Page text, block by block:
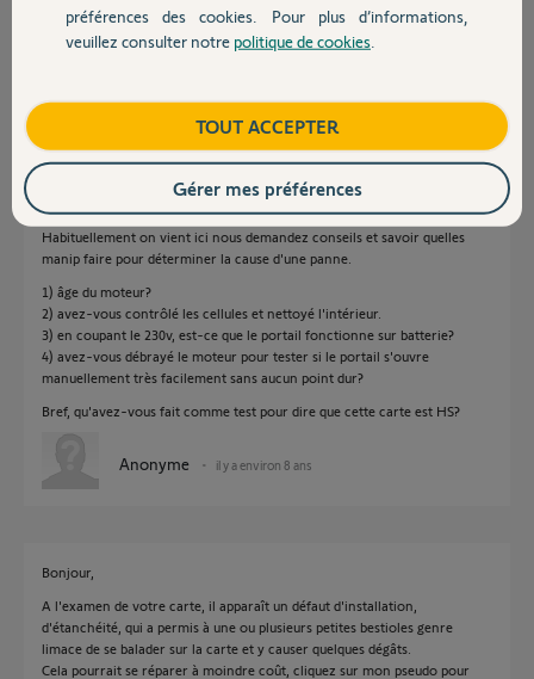
Contact
Participer au fil de discussion
Réponses
Si vous pensez que la carte est HS, alors changez-la...!
Habituellement on vient ici nous demandez conseils et savoir quelles
manip faire pour déterminer la cause d'une panne.
1) âge du moteur?
2) avez-vous contrôlé les cellules et nettoyé l'intérieur.
3) en coupant le 230v, est-ce que le portail fonctionne sur batterie?
4) avez-vous débrayé le moteur pour tester si le portail s'ouvre
manuellement très facilement sans aucun point dur?
Bref, qu'avez-vous fait comme test pour dire que cette carte est HS?
Anonyme il y a environ 8 ans
Bonjour,
A l'examen de votre carte, il apparaît un défaut d'installation,
d'étanchéité, qui a permis à une ou plusieurs petites bestioles genre
limace de se balader sur la carte et y causer quelques dégâts.
Cela pourrait se réparer à moindre coût, cliquez sur mon pseudo pour
préférences des cookies. Pour plus d’informations,
veuillez consulter notre politique de cookies
TOUT ACCEPTER
Gérer mes préférences